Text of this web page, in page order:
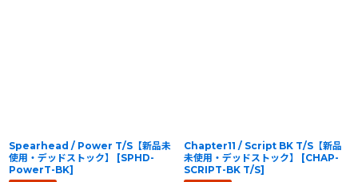
Spearhead / Power T/S【新品未
使用・デッドストック】
[SPHD-
PowerT-BK]
Chapter11 / Script BK T/S【新品
未使用・デッドストック】
[CHAP-
SCRIPT-BK T/S]